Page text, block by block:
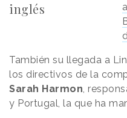
inglés
También su llegada a
los directivos de la
Sarah Harmon,
y Portugal, la que ha